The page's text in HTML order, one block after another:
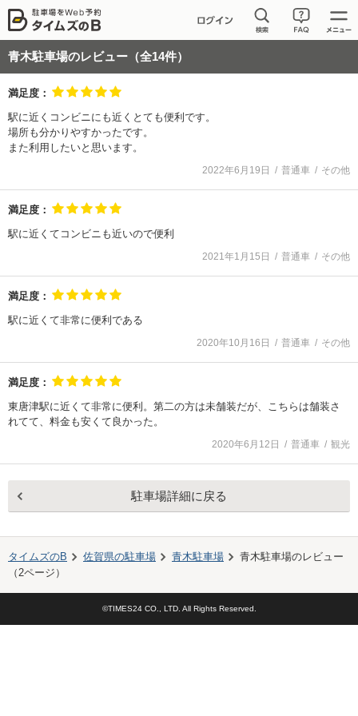
青木駐車場のレビュー（全14件）
満足度：
駅に近くコンビニにも近くとても便利です。
場所も分かりやすかったです。
また利用したいと思います。
2022年6月19日 普通車 その他
満足度：
駅に近くてコンビニも近いので便利
2021年1月15日 普通車 その他
満足度：
駅に近くて非常に便利である
2020年10月16日 普通車 その他
満足度：
東唐津駅に近くて非常に便利。第二の方は未舗装だが、こちらは舗装さ
れてて、料金も安くて良かった。
2020年6月12日 普通車 観光
駐車場詳細に戻る
タイムズのB 佐賀県の駐車場 青木駐車場 青木駐車場のレビュー
（2ページ）
©TIMES24 CO., LTD. All Rights Reserved.